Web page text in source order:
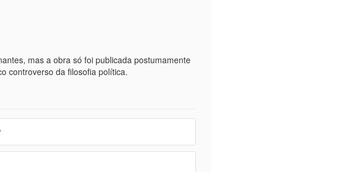
mas a obra só foi publicada postumamente
controverso da filosofia política.